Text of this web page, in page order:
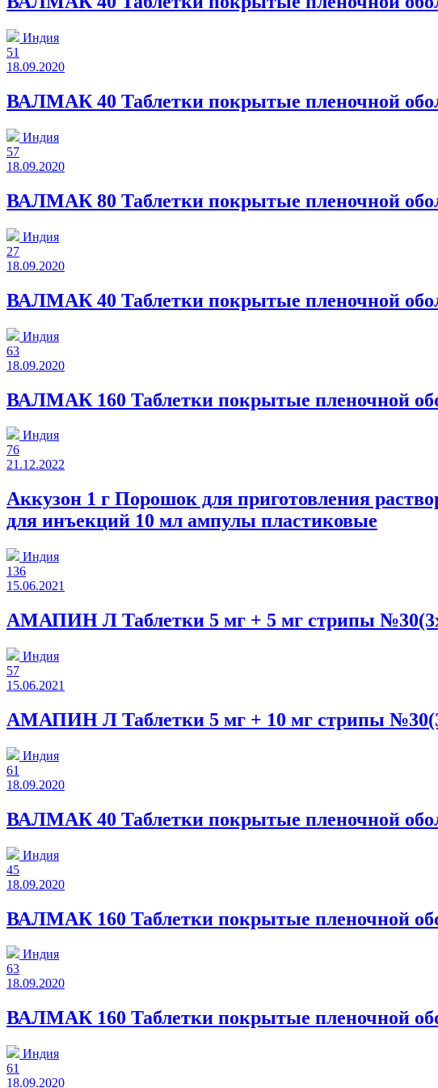
Индия
51
18.09.2020
ВАЛМАК 40 Таблетки покрытые пленочной
Индия
57
18.09.2020
ВАЛМАК 80 Таблетки покрытые пленочной
Индия
27
18.09.2020
ВАЛМАК 40 Таблетки покрытые пленочной
Индия
63
18.09.2020
ВАЛМАК 160 Таблетки покрытые пленочной
Индия
76
21.12.2022
Аккузон 1 г Порошок для приготовления
для инъекций 10 мл ампулы пластиковые
Индия
136
15.06.2021
АМАПИН Л Таблетки 5 мг + 5 мг стрипы
Индия
57
15.06.2021
АМАПИН Л Таблетки 5 мг + 10 мг стрипы
Индия
61
18.09.2020
ВАЛМАК 40 Таблетки покрытые пленочной
Индия
45
18.09.2020
ВАЛМАК 160 Таблетки покрытые пленочной
Индия
63
18.09.2020
ВАЛМАК 160 Таблетки покрытые пленочной
Индия
61
18.09.2020